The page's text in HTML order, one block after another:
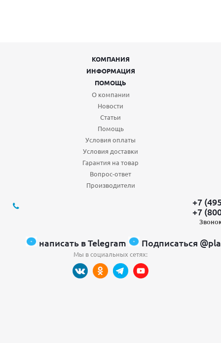
КОМПАНИЯ
ИНФОРМАЦИЯ
ПОМОЩЬ
О компании
Новости
Статьи
Помощь
Условия оплаты
Условия доставки
Гарантия на товар
Вопрос-ответ
Производители
+7
+7
написать в Telegram Подписаться
Мы в социальных сетях: